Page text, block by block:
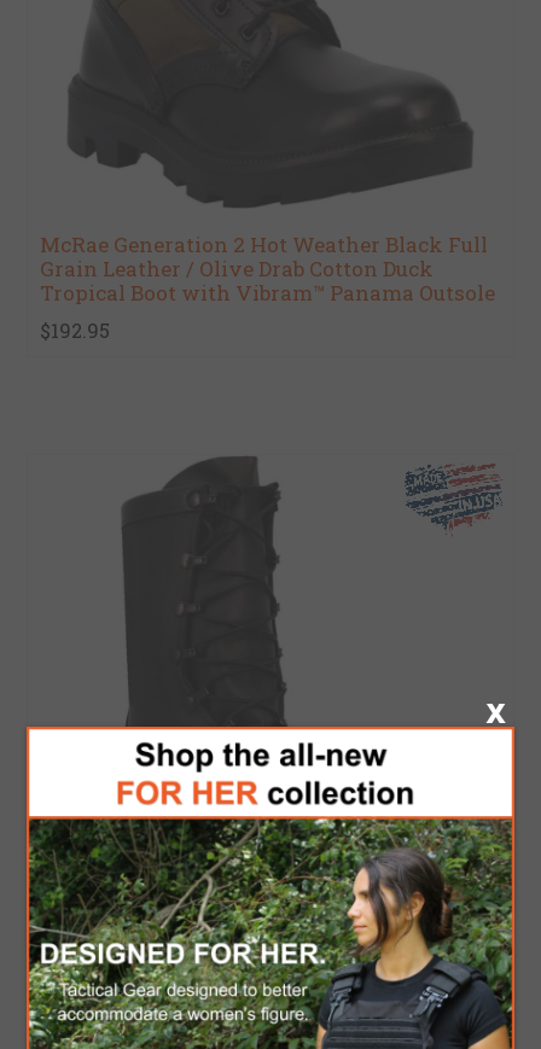
McRae Generation 2 Hot Weather Black Full
Grain Leather / Olive Drab Cotton Duck
Tropical Boot with Vibram™ Panama Outsole
$192.95
McRae Generation 2 Black Full Grain All
Leather Combat Boot with Vibram™ Panama
Outsole